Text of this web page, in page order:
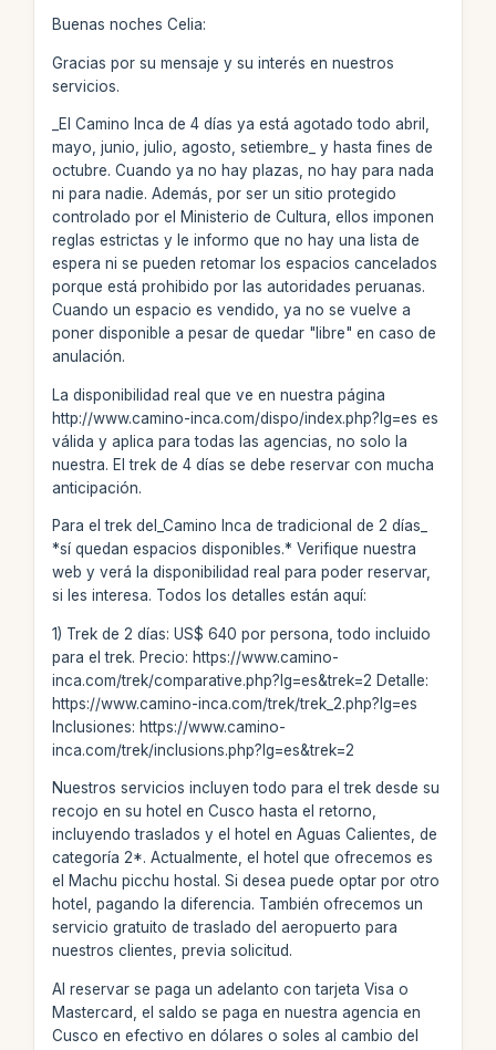
Buenas noches Celia:
Gracias por su mensaje y su interés en nuestros
servicios.
_El Camino Inca de 4 días ya está agotado todo abril,
mayo, junio, julio, agosto, setiembre_ y hasta fines de
octubre. Cuando ya no hay plazas, no hay para nada
ni para nadie. Además, por ser un sitio protegido
controlado por el Ministerio de Cultura, ellos imponen
reglas estrictas y le informo que no hay una lista de
espera ni se pueden retomar los espacios cancelados
porque está prohibido por las autoridades peruanas.
Cuando un espacio es vendido, ya no se vuelve a
poner disponible a pesar de quedar "libre" en caso de
anulación.
La disponibilidad real que ve en nuestra página
http://www.camino-inca.com/dispo/index.php?lg=es es
válida y aplica para todas las agencias, no solo la
nuestra. El trek de 4 días se debe reservar con mucha
anticipación.
Para el trek del_Camino Inca de tradicional de 2 días_
*sí quedan espacios disponibles.* Verifique nuestra
web y verá la disponibilidad real para poder reservar,
si les interesa. Todos los detalles están aquí:
1) Trek de 2 días: US$ 640 por persona, todo incluido
para el trek. Precio: https://www.camino-
inca.com/trek/comparative.php?lg=es&trek=2 Detalle:
https://www.camino-inca.com/trek/trek_2.php?lg=es
Inclusiones: https://www.camino-
inca.com/trek/inclusions.php?lg=es&trek=2
Nuestros servicios incluyen todo para el trek desde su
recojo en su hotel en Cusco hasta el retorno,
incluyendo traslados y el hotel en Aguas Calientes, de
categoría 2*. Actualmente, el hotel que ofrecemos es
el Machu picchu hostal. Si desea puede optar por otro
hotel, pagando la diferencia. También ofrecemos un
servicio gratuito de traslado del aeropuerto para
nuestros clientes, previa solicitud.
Al reservar se paga un adelanto con tarjeta Visa o
Mastercard, el saldo se paga en nuestra agencia en
Cusco en efectivo en dólares o soles al cambio del